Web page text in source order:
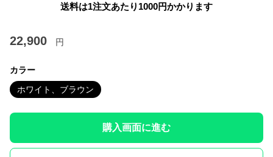
送料は1注文あたり 1000円かかります
22,900 円
カラー
ホワイト、ブラウン
購入画面に進む